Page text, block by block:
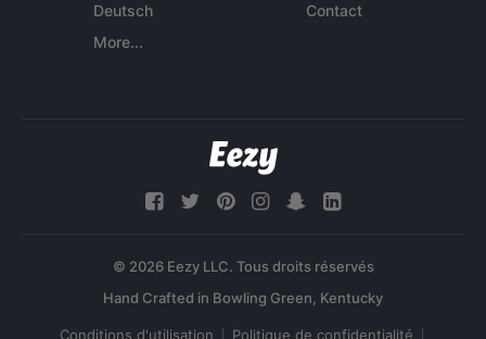
Deutsch
More...
Contact
© 2026 Eezy LLC. Tous droits réservés
Conditions d'utilisation Politique de confidentialité